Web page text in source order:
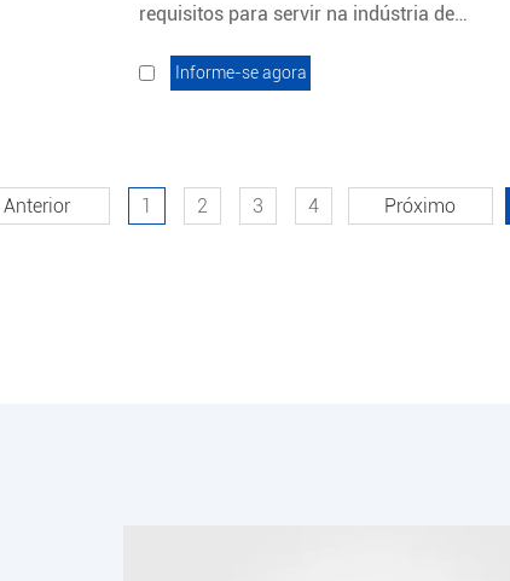
requisitos para servir na indústria de
Informe-se agora
Anterior 1 2 3 4 Próximo